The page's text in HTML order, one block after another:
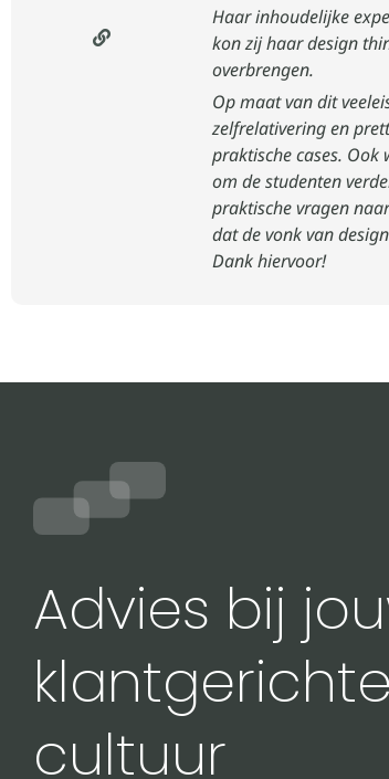
Haar inhoudelijke
kon zij haar design
overbrengen.
Op maat van dit
zelfrelativering en
praktische cases.
om de studenten
praktische vragen
dat de vonk van
Dank hiervoor!
Advies bij
cultuur